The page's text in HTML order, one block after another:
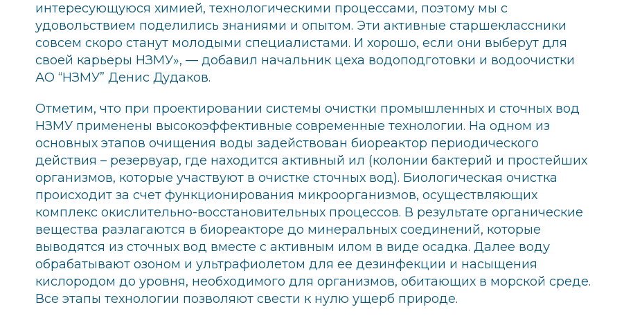
интересующуюся химией, технологическими процессами, поэтому мы с
удовольствием поделились знаниями и опытом. Эти активные старшеклассники
совсем скоро станут молодыми специалистами. И хорошо, если они выберут для
своей карьеры НЗМУ», — добавил начальник цеха водоподготовки и водоочистки
АО “НЗМУ” Денис Дудаков.
Отметим, что при проектировании системы очистки промышленных и сточных вод
НЗМУ применены высокоэффективные современные технологии. На одном из
основных этапов очищения воды задействован биореактор периодического
действия – резервуар, где находится активный ил (колонии бактерий и простейших
организмов, которые участвуют в очистке сточных вод). Биологическая очистка
происходит за счет функционирования микроорганизмов, осуществляющих
комплекс окислительно-восстановительных процессов. В результате органические
вещества разлагаются в биореакторе до минеральных соединений, которые
выводятся из сточных вод вместе с активным илом в виде осадка. Далее воду
обрабатывают озоном и ультрафиолетом для ее дезинфекции и насыщения
кислородом до уровня, необходимого для организмов, обитающих в морской среде.
Все этапы технологии позволяют свести к нулю ущерб природе.